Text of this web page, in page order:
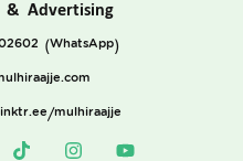
& Advertising
(WhatsApp)
mulhiraajje